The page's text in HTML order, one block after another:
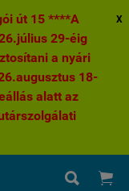
út 15 ****A
29-éig
a nyári
18-
alatt az
X
 